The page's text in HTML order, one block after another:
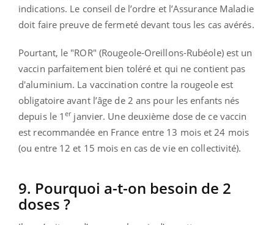
indications. Le conseil de l’ordre et l’Assurance Maladie
doit faire preuve de fermeté devant tous les cas avérés.
Pourtant, le "ROR" (Rougeole-Oreillons-Rubéole) est un
vaccin parfaitement bien toléré et qui ne contient pas
d'aluminium. La vaccination contre la rougeole est
obligatoire avant l’âge de 2 ans pour les enfants nés
depuis le 1erjanvier. Une deuxième dose de ce vaccin
est recommandée en France entre 13 mois et 24 mois
(ou entre 12 et 15 mois en cas de vie en collectivité).
9. Pourquoi a-t-on besoin de 2
doses ?